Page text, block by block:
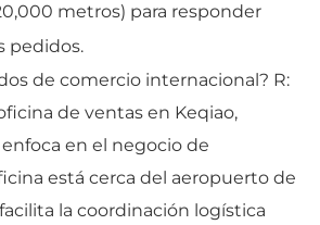
metros) para responder
pedidos.
de comercio internacional? R:
de ventas en Keqiao,
en el negocio de
está cerca del aeropuerto de
la coordinación logística